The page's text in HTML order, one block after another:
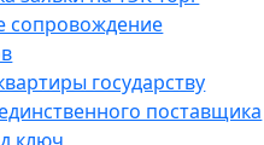
сопровождение
государству
поставщика